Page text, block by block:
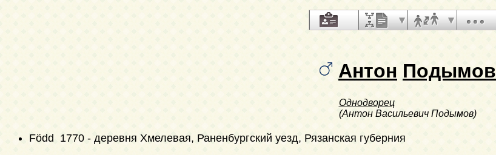
Антон Подымов
Однодворец
(Антон Васильевич Подымов)
Född 1770 - деревня Хмелевая, Раненбургский уезд, Рязанская губерния